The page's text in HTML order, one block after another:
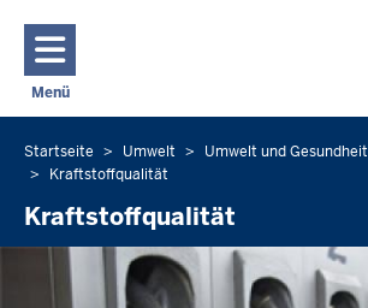
Menü
Navigation aktivieren/deaktivieren: Hauptmenü
Sie
befinden
sich
hier
Startseite Umwelt Umwelt und Gesundheit
Kraftstoffqualität
Kraftstoffqualität